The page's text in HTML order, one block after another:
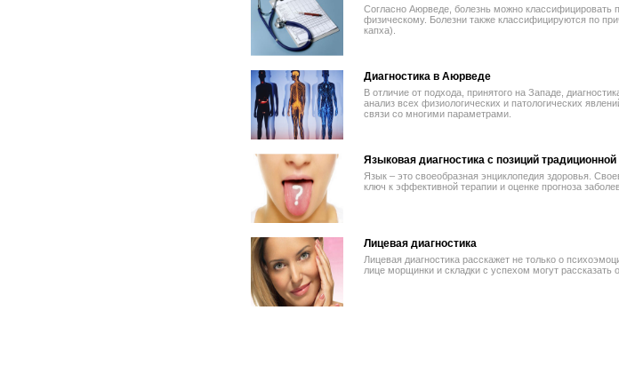
Согласно Аюрведе, болезнь можно классифицировать
физическому. Болезни также классифицируются по
капха).
Диагностика в Аюрведе
В отличие от подхода, принятого на Западе,
анализ всех физиологических и патологических
связи со многими параметрами.
Языковая диагностика с позиций
Язык – это своеобразная энциклопедия здоровья.
ключ к эффективной терапии и оценке прогноза
Лицевая диагностика
Лицевая диагностика расскажет не только о
лице морщинки и складки с успехом могут